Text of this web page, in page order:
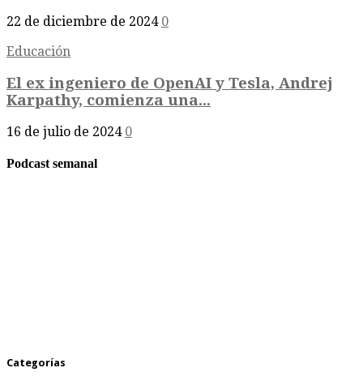
22 de diciembre de 2024 0
Educación
El ex ingeniero de OpenAI y Tesla, Andrej
Karpathy, comienza una...
16 de julio de 2024 0
Podcast semanal
Categorías